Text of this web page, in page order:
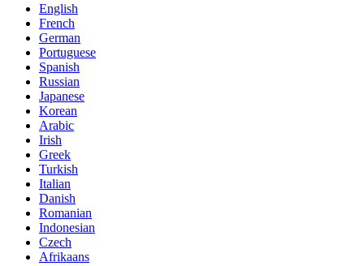
English
French
German
Portuguese
Spanish
Russian
Japanese
Korean
Arabic
Irish
Greek
Turkish
Italian
Danish
Romanian
Indonesian
Czech
Afrikaans